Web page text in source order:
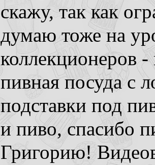
скажу, так как
думаю тоже на
коллекционеров
пивная посуда с
подставки под
и пиво, спасибо
Григорию!